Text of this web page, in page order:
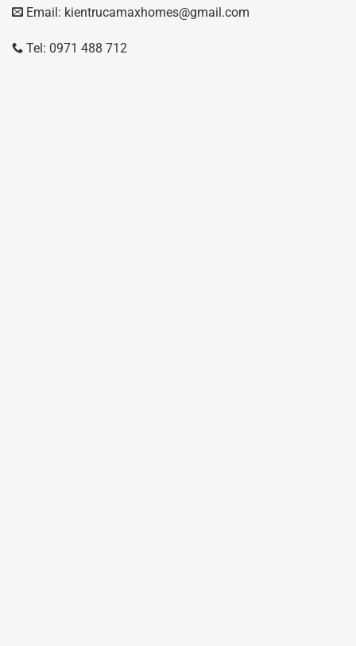
Email: kientrucamaxhomes@gmail.com
Tel: 0971 488 712